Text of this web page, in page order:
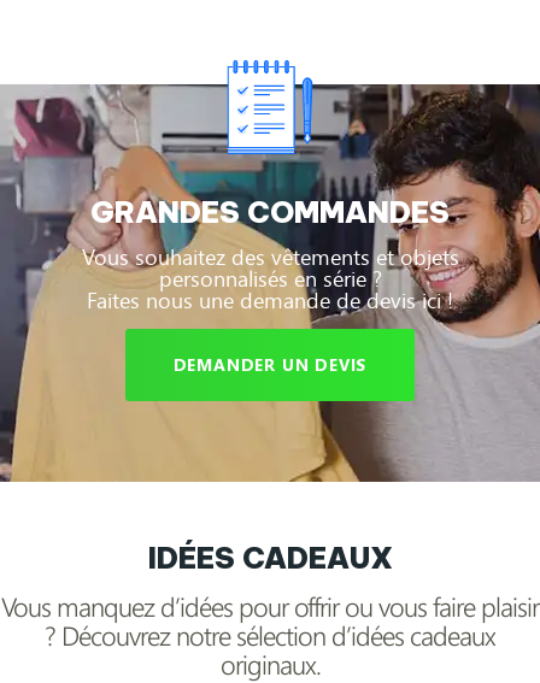
GRANDES COMMANDES
Vous souhaitez des vêtements et objets
personnalisés en série ?
Faites nous une demande de devis ici !
DEMANDER UN DEVIS
IDÉES CADEAUX
Vous manquez d’idées pour offrir ou vous faire plaisir
? Découvrez notre sélection d’idées cadeaux
originaux.